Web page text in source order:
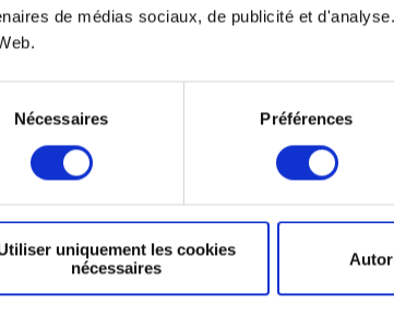
de médias sociaux, de publicité et
Nécessaires Préférences
uniquement les cookies
nécessaires
Un gobelet en
et don du sang est tout à fait naturel.
lors des services de boissons aussi bien
participants en récompense pour leur